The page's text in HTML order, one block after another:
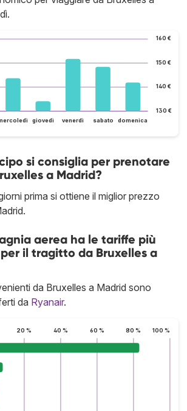
130 €
140 €
150 €
160 €
giovedì venerdì sabato domenica
si consiglia per prenotare
a Madrid?
prima si ottiene il miglior prezzo
aerea ha le tariffe più
il tragitto da Bruxelles a
da Bruxelles a Madrid sono
da Ryanair.
20 % 40 % 60 % 80 % 100 %